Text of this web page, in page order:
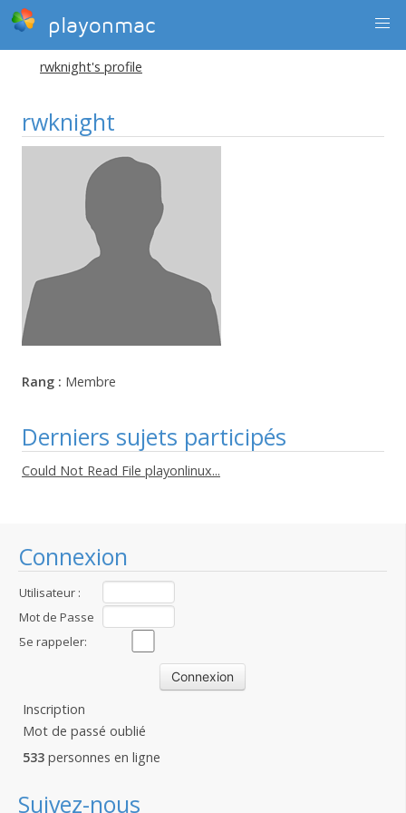
playonmac
Connexion
Utilisateur :
Mot de Passe
:Se rappeler:
Inscription
Mot de passé oublié
533 personnes en ligne
Suivez-nous
rwknight's profile
rwknight
Rang : Membre
Derniers sujets participés
Could Not Read File playonlinux...